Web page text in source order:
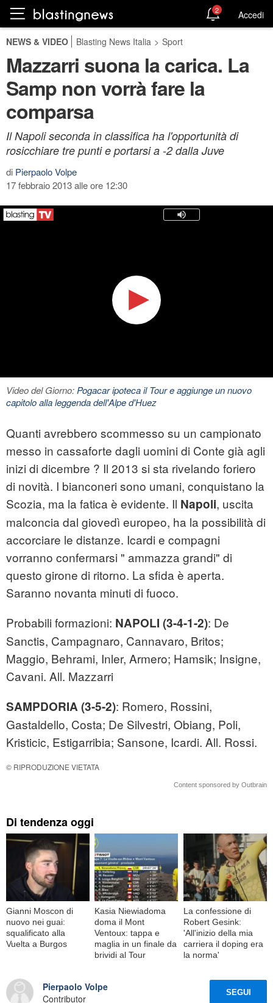
2 Accedi
NEWS & VIDEO Blasting News Italia > Sport
Mazzarri suona la carica. La
Samp non vorrà fare la
comparsa
Il Napoli seconda in classifica ha l'opportunità di
rosicchiare tre punti e portarsi a -2 dalla Juve
di Pierpaolo Volpe
17 febbraio 2013 alle ore 12:30
Video del Giorno: Pogacar ipoteca il Tour e aggiunge un nuovo
capitolo alla leggenda dell'Alpe d'Huez
Quanti avrebbero scommesso su un campionato
messo in cassaforte dagli uomini di Conte già agli
inizi di dicembre ? Il 2013 si sta rivelando foriero
di novità. I bianconeri sono umani, conquistano la
Scozia, ma la fatica è evidente. Il Napoli, uscita
malconcia dal giovedì europeo, ha la possibilità di
accorciare le distanze. Icardi e compagni
vorranno confermarsi " ammazza grandi" di
questo girone di ritorno. La sfida è aperta.
Saranno novanta minuti di fuoco.
Probabili formazioni: NAPOLI (3-4-1-2): De
Sanctis, Campagnaro, Cannavaro, Britos;
Maggio, Behrami, Inler, Armero; Hamsik; Insigne,
Cavani. All. Mazzarri
SAMPDORIA (3-5-2): Romero, Rossini,
Gastaldello, Costa; De Silvestri, Obiang, Poli,
Kristicic, Estigarribia; Sansone, Icardi. All. Rossi.
© RIPRODUZIONE VIETATA
Content sponsored by Outbrain
Di tendenza oggi
Gianni Moscon di
nuovo nei guai:
squalificato alla
Vuelta a Burgos
Kasia Niewiadoma
doma il Mont
Ventoux: tappa e
maglia in un finale da
brividi al Tour
La confessione di
Robert Gesink:
'All'inizio della mia
carriera il doping era
la norma'
Pierpaolo Volpe
Contributor
SEGUI